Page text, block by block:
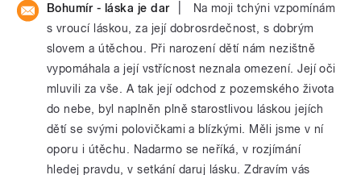
Bohumír - láska je dar
Na moji tchýni vzpomínám
s vroucí láskou, za její dobrosrdečnost, s dobrým
slovem a útěchou. Při narození dětí nám nezištně
vypomáhala a její vstřícnost neznala omezení. Její oči
mluvili za vše. A tak její odchod z pozemského života
do nebe, byl naplněn plně starostlivou láskou jejích
dětí se svými polovičkami a blízkými. Měli jsme v ní
oporu i útěchu. Nadarmo se neříká, v rozjímání
hledej pravdu, v setkání daruj lásku. Zdravím vás